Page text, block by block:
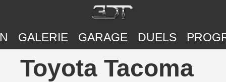
GALERIE GARAGE DUELS
Toyota Tacoma